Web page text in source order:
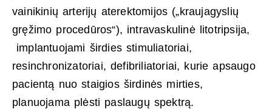
vainikinių arterijų aterektomijos („kraujagyslių
gręžimo procedūros“), intravaskulinė litotripsija,
implantuojami širdies stimuliatoriai,
resinchronizatoriai, defibriliatoriai, kurie apsaugo
pacientą nuo staigios širdinės mirties,
planuojama plėsti paslaugų spektrą.